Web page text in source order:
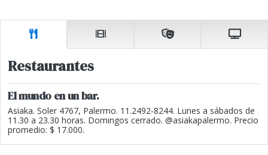
Restaurantes
El mundo en un bar.
Asiaka. Soler 4767, Palermo. 11.2492-8244. Lunes a sábados de
11.30 a 23.30 horas. Domingos cerrado. @asiakapalermo. Precio
promedio: $ 17.000.